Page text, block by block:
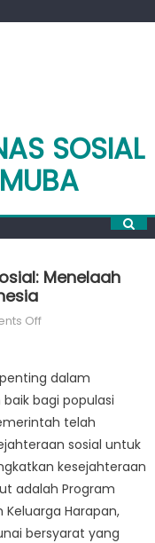
SOSIAL
Menelaah
Offon
Kesejahteraan
Sosial:
Menelaah
Efektivitas
BPNT
Muba
Indonesia
dalam
bagi populasi
telah
sosial untuk
kesejahteraan
adalah Program
Keluarga Harapan,
bersyarat yang